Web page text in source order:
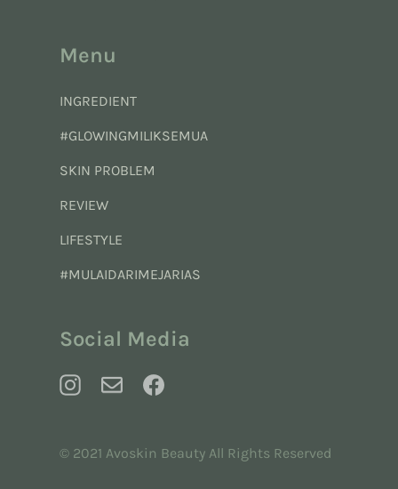
Menu
INGREDIENT
#GLOWINGMILIKSEMUA
SKIN PROBLEM
REVIEW
LIFESTYLE
#MULAIDARIMEJARIAS
Social Media
© 2021 Avoskin Beauty All Rights Reserved